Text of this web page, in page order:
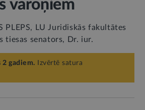
varoņiem
PLEPS, LU Juridiskās fakultātes
tiesas senators, Dr. iur.
2 gadiem. Izvērtē satura